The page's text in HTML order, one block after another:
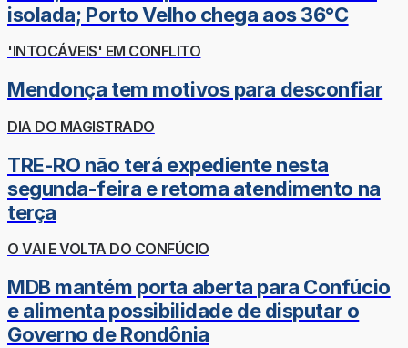
isolada; Porto Velho chega aos 36°C
'INTOCÁVEIS' EM CONFLITO
Mendonça tem motivos para desconfiar
DIA DO MAGISTRADO
TRE-RO não terá expediente nesta
segunda-feira e retoma atendimento na
terça
O VAI E VOLTA DO CONFÚCIO
MDB mantém porta aberta para Confúcio
e alimenta possibilidade de disputar o
Governo de Rondônia